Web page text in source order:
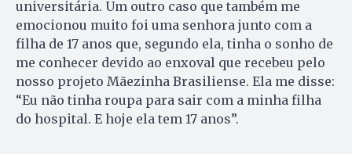
universitária. Um outro caso que também me
emocionou muito foi uma senhora junto com a
filha de 17 anos que, segundo ela, tinha o sonho de
me conhecer devido ao enxoval que recebeu pelo
nosso projeto Mãezinha Brasiliense. Ela me disse:
“Eu não tinha roupa para sair com a minha filha
do hospital. E hoje ela tem 17 anos”.